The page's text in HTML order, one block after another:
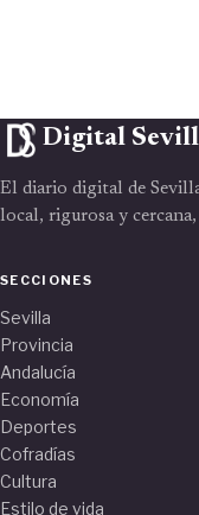
Digital
El diario digital de
local, rigurosa y cercana,
SECCIONES
Sevilla
Provincia
Andalucía
Economía
Deportes
Cofradías
Cultura
Estilo de vida